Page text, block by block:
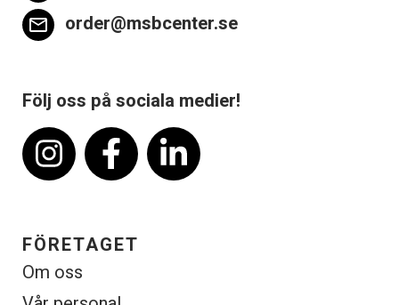
email order@msbcenter.se
Följ oss på sociala medier!
FÖRETAGET
Om oss